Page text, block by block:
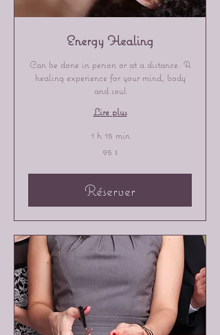
Energy Healing
Can be done in person or at a distance. A
healing experience for your mind, body
and soul
Lire plus
1 h 15 min
95 $
Réserver